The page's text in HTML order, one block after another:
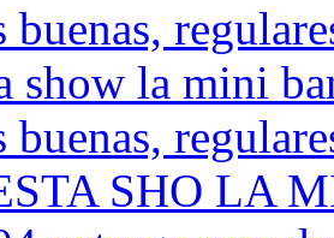
buenas,
show la mini
buenas,
SHO LA